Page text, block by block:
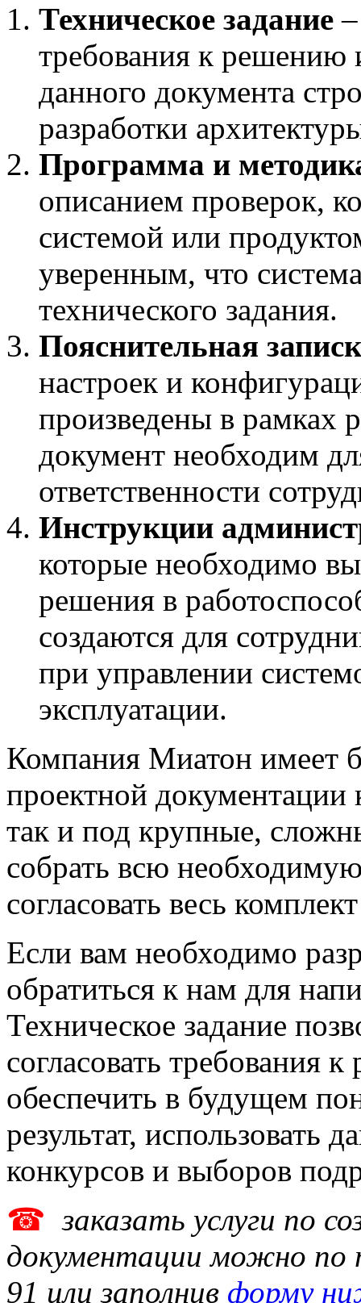
Техническое задание
требования к решению
данного документа
разработки
Программа и
описанием проверок,
системой или
уверенным, что
технического задания.
Пояснительная
настроек и
произведены в рамках
документ необходим
ответственности
Инструкции
которые необходимо
решения в
создаются для
при управлении
эксплуатации.
Компания Миатон имеет
проектной
так и под крупные,
собрать всю
согласовать весь
Если вам необходимо
обратиться к нам для
Техническое задание
согласовать требования
обеспечить в будущем
результат, использовать
конкурсов и выборов
☎ заказать услуги по
документации можно по
91 или заполнив форму